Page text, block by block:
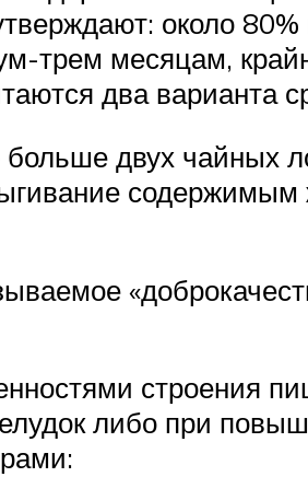
около
трем месяцам,
два варианта
двух чайных
строения
либо при